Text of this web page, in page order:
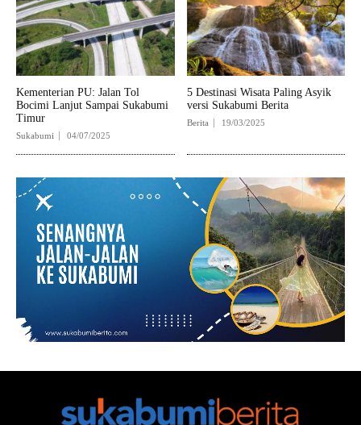
Kementerian PU: Jalan Tol
Bocimi Lanjut Sampai Sukabumi
Timur
Sukabumi 04/07/2025
5 Destinasi Wisata Paling Asyik
versi Sukabumi Berita
Berita 19/03/2025